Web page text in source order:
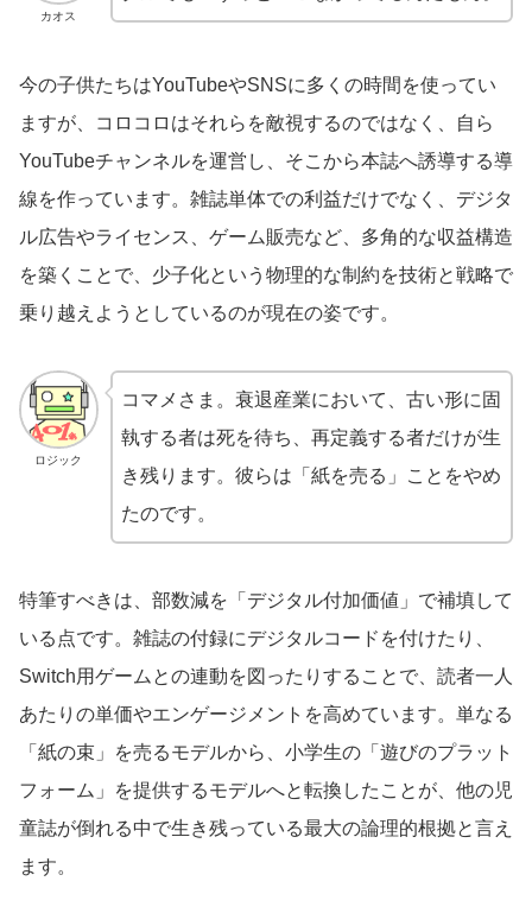
カオス
今の子供たちはYouTubeやSNSに多くの時間を使ってい
ますが、コロコロはそれらを敵視するのではなく、自ら
YouTubeチャンネルを運営し、そこから本誌へ誘導する導
線を作っています。雑誌単体での利益だけでなく、デジタ
ル広告やライセンス、ゲーム販売など、多角的な収益構造
を築くことで、少子化という物理的な制約を技術と戦略で
乗り越えようとしているのが現在の姿です。
ロジック
コマメさま。衰退産業において、古い形に固
執する者は死を待ち、再定義する者だけが生
き残ります。彼らは「紙を売る」ことをやめ
たのです。
特筆すべきは、部数減を「デジタル付加価値」で補填して
いる点です。雑誌の付録にデジタルコードを付けたり、
Switch用ゲームとの連動を図ったりすることで、読者一人
あたりの単価やエンゲージメントを高めています。単なる
「紙の束」を売るモデルから、小学生の「遊びのプラット
フォーム」を提供するモデルへと転換したことが、他の児
童誌が倒れる中で生き残っている最大の論理的根拠と言え
ます。